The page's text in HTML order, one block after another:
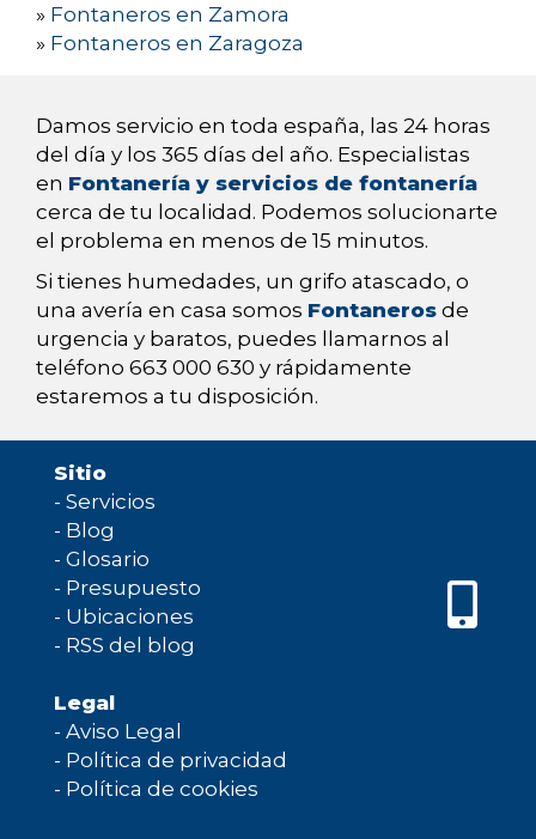
» Fontaneros en Zamora
» Fontaneros en Zaragoza
Damos servicio en toda españa, las 24 horas
del día y los 365 días del año. Especialistas
en Fontanería y servicios de fontanería
cerca de tu localidad. Podemos solucionarte
el problema en menos de 15 minutos.
Si tienes humedades, un grifo atascado, o
una avería en casa somos Fontaneros de
urgencia y baratos, puedes llamarnos al
teléfono 663 000 630 y rápidamente
estaremos a tu disposición.
Sitio
- Servicios
- Blog
- Glosario
- Presupuesto
- Ubicaciones
- RSS del blog
Legal
- Aviso Legal
- Política de privacidad
- Política de cookies